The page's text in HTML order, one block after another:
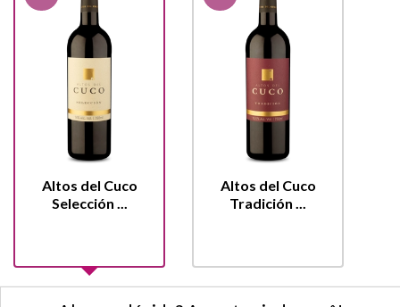
Altos del Cuco
Selección ...
Altos del Cuco
Tradición ...